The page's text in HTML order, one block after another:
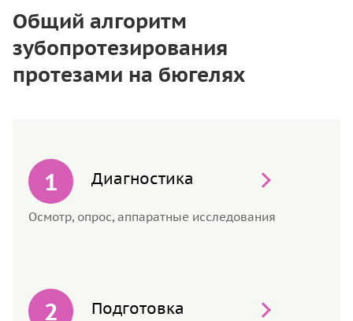
Общий алгоритм
зубопротезирования
протезами на бюгелях
Диагностика
Осмотр, опрос, аппаратные исследования
Подготовка